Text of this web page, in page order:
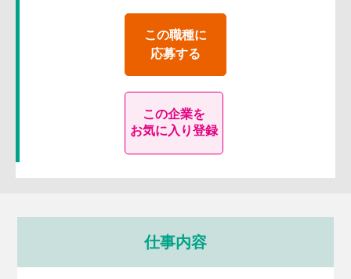
この職種に
応募する
この企業を
お気に入り登録
仕事内容